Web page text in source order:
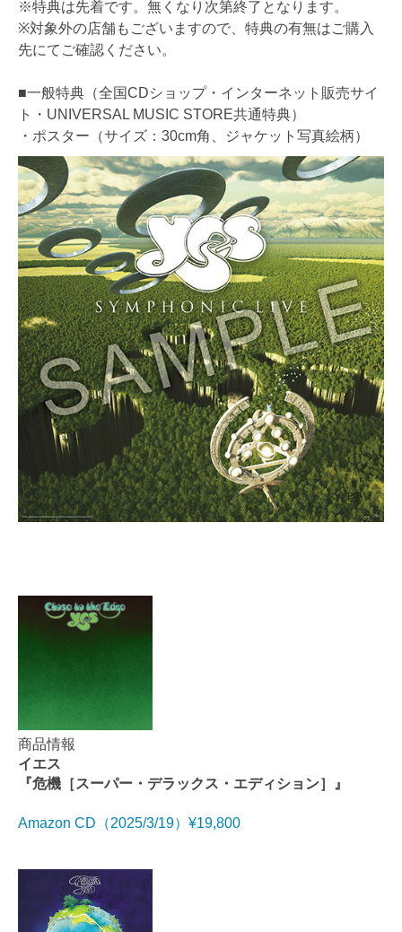
※特典は先着です。無くなり次第終了となります。
※対象外の店舗もございますので、特典の有無はご購入
先にてご確認ください。
■一般特典（全国CDショップ・インターネット販売サイ
ト・UNIVERSAL MUSIC STORE共通特典）
・ポスター（サイズ：30cm角、ジャケット写真絵柄）
商品情報
イエス
『危機［スーパー・デラックス・エディション］』
Amazon CD（2025/3/19）¥19,800